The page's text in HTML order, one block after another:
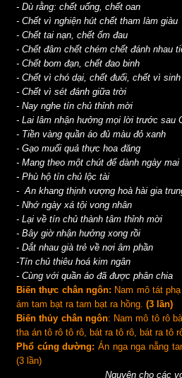
- Dù rằng: chết uổng, chết oan
- Chết vì nghiện hút chết tham làm giàu
- Chết tai nạn, chết ốm đau
- Chết đâm chết chém chết đánh nhau
- Chết bom đạn, chết đao binh
- Chết vì chó dại, chết đuối, chết vì
- Chết vì sét đánh giữa trời
- Nay nghe tín chủ thỉnh mời
- Lai lâm nhận hưởng mọi lời trước sau
- Tiền vàng quần áo đủ màu đỏ xanh
- Gạo muối quả thực hoa đăng
- Mang theo một chút để dành ngày mai
- Phù hộ tín chủ lộc tài
- An khang thịnh vượng hoà hài gia
- Nhớ ngày xá tội vong nhân
- Lại về tín chủ thành tâm thỉnh mời
- Bây giờ nhận hưởng xong rồi
- Dắt nhau già trẻ về nơi âm phần
-Tín chủ thiêu hoá kim ngân
- Cùng với quần áo đã được phân chia
Biến thực chân ngôn: Nam mô tát
ám tam bạt ra tam bạt ra hồng. (3 lần)
Biến thủy chân ngôn: Nam mô tô rô
tha án tô rô tô rô, bát ra tô rô, bát ra tô
Phổ cúng dường:Án nga nga nẵng
(3 lần)
Nguyện cho các